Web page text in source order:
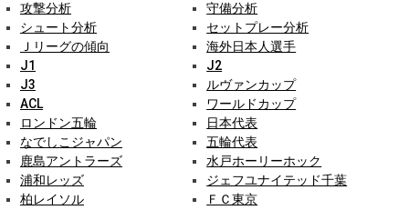
攻撃分析
守備分析
シュート分析
セットプレー分析
Ｊリーグの傾向
海外日本人選手
J1
J2
J3
ルヴァンカップ
ACL
ワールドカップ
ロンドン五輪
日本代表
なでしこジャパン
五輪代表
鹿島アントラーズ
水戸ホーリーホック
浦和レッズ
ジェフユナイテッド千葉
柏レイソル
ＦＣ東京